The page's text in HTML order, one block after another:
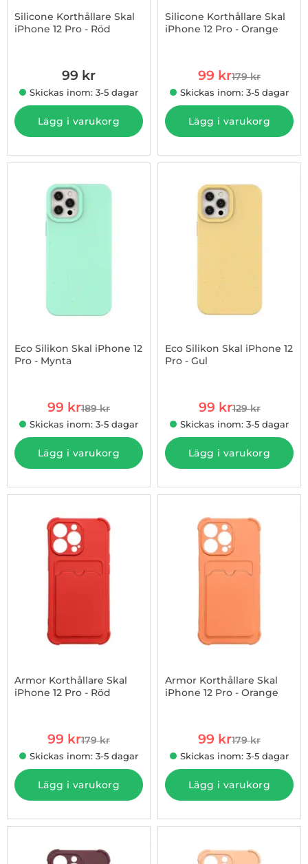
Silicone Korthållare Skal
iPhone 12 Pro - Röd
99 kr
Skickas inom: 3-5 dagar
Lägg i varukorg
Silicone Korthållare Skal
iPhone 12 Pro - Orange
rea pris
99 krtidigare pris
179 kr
Skickas inom: 3-5 dagar
Lägg i varukorg
-48%
Eco Silikon Skal iPhone 12
Pro - Mynta
rea pris
99 krtidigare pris
189 kr
Skickas inom: 3-5 dagar
Lägg i varukorg
Eco Silikon Skal iPhone 12
Pro - Gul
rea pris
99 krtidigare pris
129 kr
Skickas inom: 3-5 dagar
Lägg i varukorg
-45%
Armor Korthållare Skal
iPhone 12 Pro - Röd
rea pris
99 krtidigare pris
179 kr
Skickas inom: 3-5 dagar
Lägg i varukorg
Armor Korthållare Skal
iPhone 12 Pro - Orange
rea pris
99 krtidigare pris
179 kr
Skickas inom: 3-5 dagar
Lägg i varukorg